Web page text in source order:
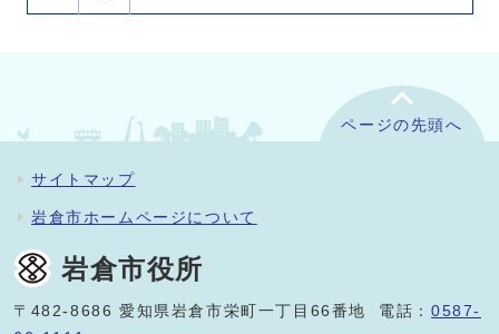
ページの先頭へ
サイトマップ
岩倉市ホームページについて
岩倉市役所
〒482-8686 愛知県岩倉市栄町一丁目66番地 電話：0587-